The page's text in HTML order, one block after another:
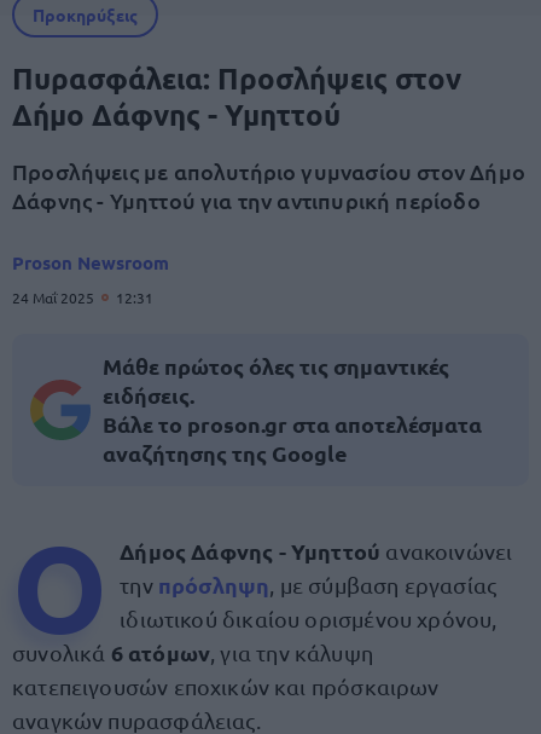
Προκηρύξεις
Πυρασφάλεια: Προσλήψεις στον
Δήμο Δάφνης - Υμηττού
Προσλήψεις με απολυτήριο γυμνασίου στον Δήμο
Δάφνης - Υμηττού για την αντιπυρική περίοδο
Proson Newsroom
24 Μαΐ 2025 12:31
Μάθε πρώτος όλες τις σημαντικές
ειδήσεις.
Βάλε το proson.gr στα αποτελέσματα
αναζήτησης της Google
O Δήμος Δάφνης - Υμηττού ανακοινώνει
την πρόσληψη , με σύμβαση εργασίας
ιδιωτικού δικαίου ορισμένου χρόνου,
συνολικά 6 ατόμων , για την κάλυψη
κατεπειγουσών εποχικών και πρόσκαιρων
αναγκών πυρασφάλειας.